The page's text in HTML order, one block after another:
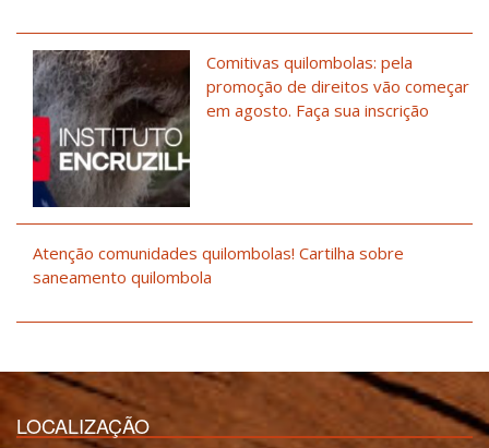
Comitivas quilombolas: pela
promoção de direitos vão começar
em agosto. Faça sua inscrição
Atenção comunidades quilombolas! Cartilha sobre
saneamento quilombola
LOCALIZAÇÃO